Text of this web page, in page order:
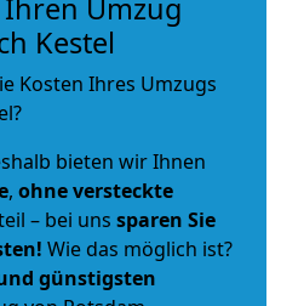
Umzug
Kestel
Kosten Ihres Umzugs
bieten wir Ihnen
, ohne versteckte
– bei uns sparen Sie
Wie das möglich ist?
günstigsten